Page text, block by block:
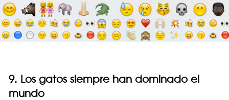
9. Los gatos siempre han dominado el
mundo